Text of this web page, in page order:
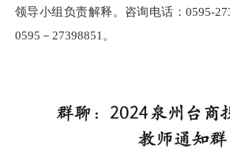
领导小组负责解释。咨询电话：0595-
0595 － 27398851。